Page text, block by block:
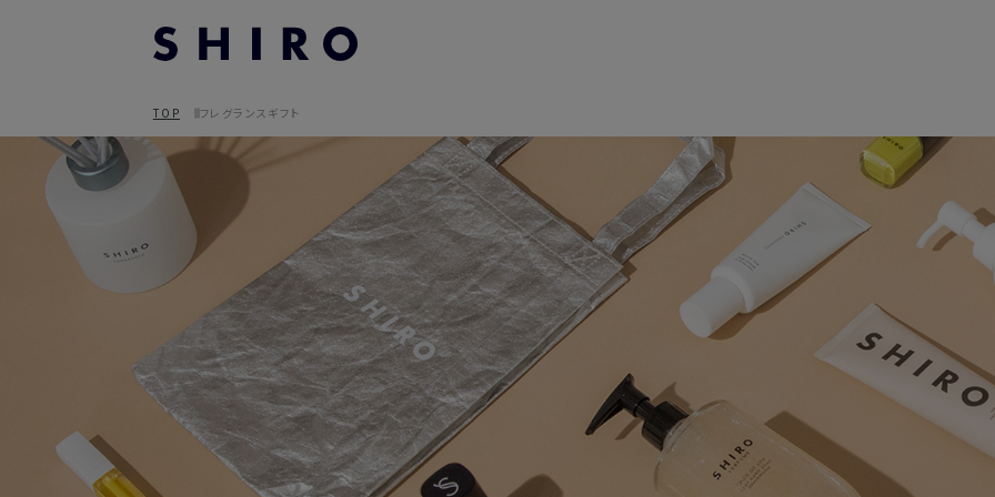
TOP フレグランスギフト